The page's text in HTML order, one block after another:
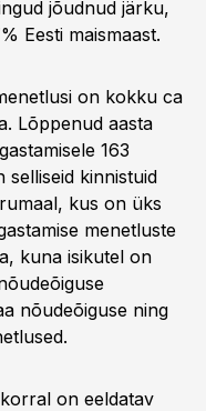
jõudnud järku,
Eesti maismaast.
on kokku ca
Lõppenud aasta
163
selliseid kinnistuid
kus on üks
menetluste
kuna isikutel on
nõudeõiguse ning
on eeldatav